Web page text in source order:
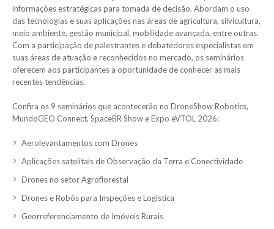
informações estratégicas para tomada de decisão. Abordam o uso
das tecnologias e suas aplicações nas áreas de agricultura, silvicultura,
meio ambiente, gestão municipal, mobilidade avançada, entre outras.
Com a participação de palestrantes e debatedores especialistas em
suas áreas de atuação e reconhecidos no mercado, os seminários
oferecem aos participantes a oportunidade de conhecer as mais
recentes tendências.
Confira os 9 seminários que acontecerão no DroneShow Robotics,
MundoGEO Connect, SpaceBR Show e Expo eVTOL 2026:
Aerolevantamentos com Drones
Aplicações satelitais de Observação da Terra e Conectividade
Drones no setor Agroflorestal
Drones e Robôs para Inspeções e Logística
Georreferenciamento de Imóveis Rurais